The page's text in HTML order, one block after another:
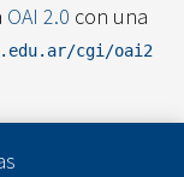
OAI 2.0 con una
cgi/oai2